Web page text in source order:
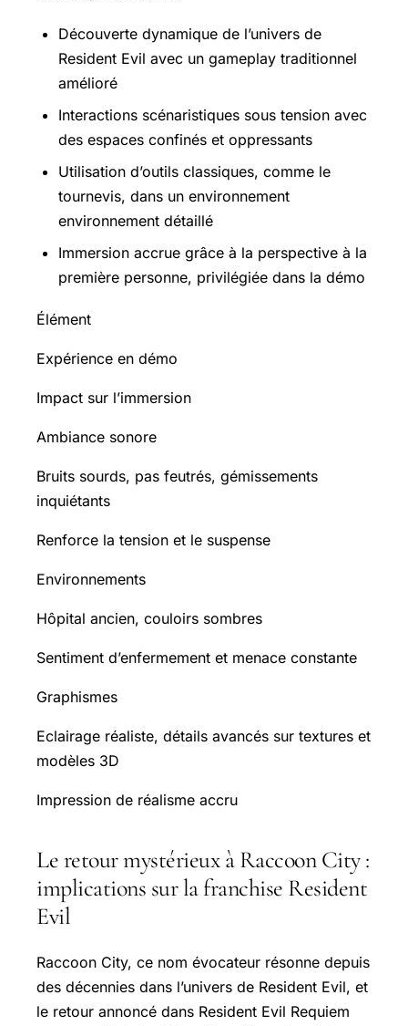
Découverte dynamique de l’univers de
Resident Evil avec un gameplay traditionnel
amélioré
Interactions scénaristiques sous tension avec
des espaces confinés et oppressants
Utilisation d’outils classiques, comme le
tournevis, dans un environnement
environnement détaillé
Immersion accrue grâce à la perspective à la
première personne, privilégiée dans la démo
Élément
Expérience en démo
Impact sur l’immersion
Ambiance sonore
Bruits sourds, pas feutrés, gémissements
inquiétants
Renforce la tension et le suspense
Environnements
Hôpital ancien, couloirs sombres
Sentiment d’enfermement et menace constante
Graphismes
Eclairage réaliste, détails avancés sur textures et
modèles 3D
Impression de réalisme accru
Le retour mystérieux à Raccoon City :
implications sur la franchise Resident
Evil
Raccoon City, ce nom évocateur résonne depuis
des décennies dans l’univers de Resident Evil, et
le retour annoncé dans Resident Evil Requiem